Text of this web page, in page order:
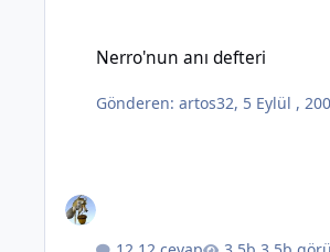
Nerro'nun anı defteri
Gönderen:artos32, 5 Eylül ,